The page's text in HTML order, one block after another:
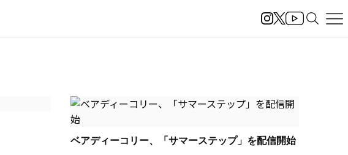
ベアディーコリー、「サマーステップ」を配信開始